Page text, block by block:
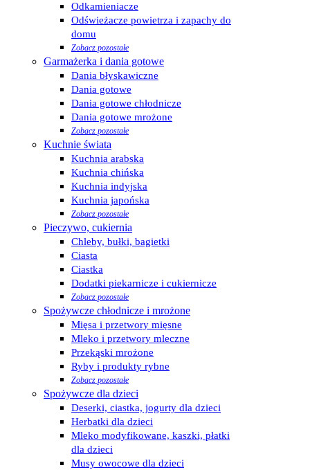
Odkamieniacze
Odświeżacze powietrza i zapachy do
domu
Zobacz pozostałe
Garmażerka i dania gotowe
Dania błyskawiczne
Dania gotowe
Dania gotowe chłodnicze
Dania gotowe mrożone
Zobacz pozostałe
Kuchnie świata
Kuchnia arabska
Kuchnia chińska
Kuchnia indyjska
Kuchnia japońska
Zobacz pozostałe
Pieczywo, cukiernia
Chleby, bułki, bagietki
Ciasta
Ciastka
Dodatki piekarnicze i cukiernicze
Zobacz pozostałe
Spożywcze chłodnicze i mrożone
Mięsa i przetwory mięsne
Mleko i przetwory mleczne
Przekąski mrożone
Ryby i produkty rybne
Zobacz pozostałe
Spożywcze dla dzieci
Deserki, ciastka, jogurty dla dzieci
Herbatki dla dzieci
Mleko modyfikowane, kaszki, płatki
dla dzieci
Musy owocowe dla dzieci